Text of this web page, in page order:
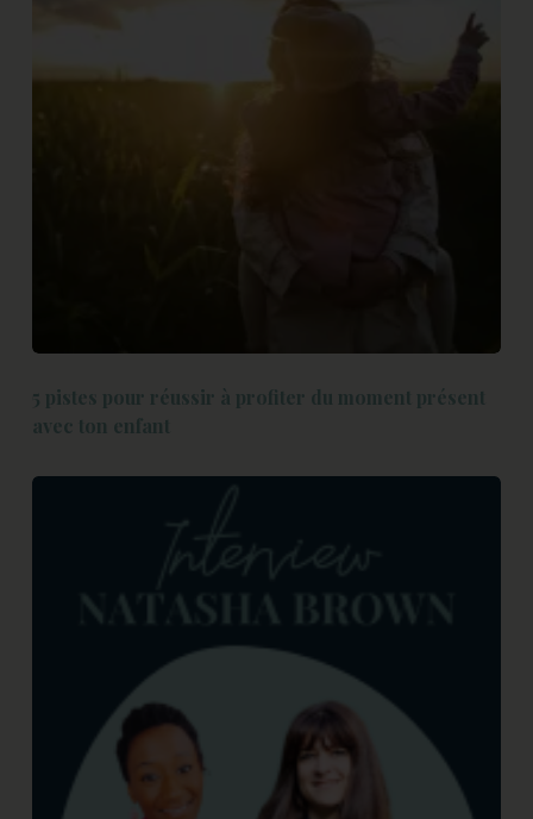
5 pistes pour réussir à profiter du moment présent
avec ton enfant